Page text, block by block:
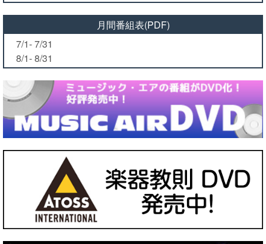
月間番組表(PDF)
7/1- 7/31
8/1- 8/31